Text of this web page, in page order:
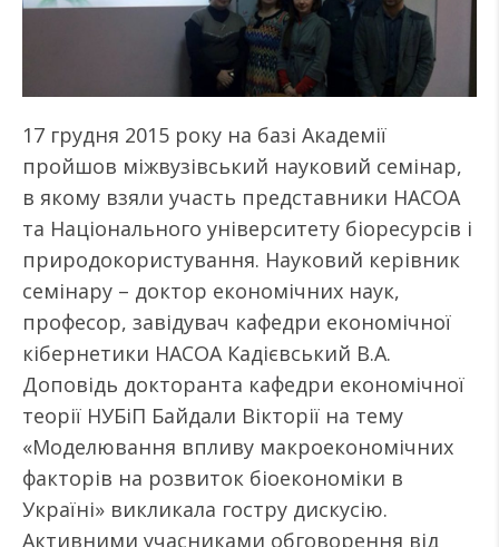
17 грудня 2015 року на базі Академії
пройшов міжвузівський науковий семінар,
в якому взяли участь представники НАСОА
та Національного університету біоресурсів і
природокористування. Науковий керівник
семінару – доктор економічних наук,
професор, завідувач кафедри економічної
кібернетики НАСОА Кадієвський В.А.
Доповідь докторанта кафедри економічної
теорії НУБіП Байдали Вікторії на тему
«Моделювання впливу макроекономічних
факторів на розвиток біоекономіки в
Україні» викликала гостру дискусію.
Активними учасниками обговорення від